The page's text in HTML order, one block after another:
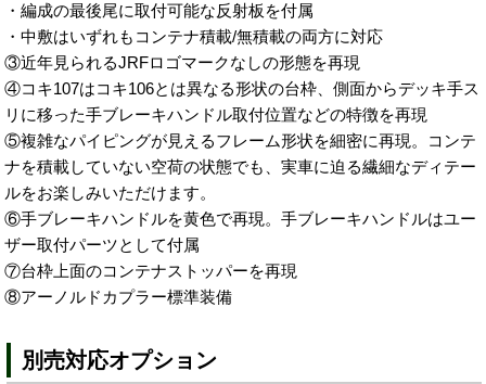
・編成の最後尾に取付可能な反射板を付属
・中敷はいずれもコンテナ積載/無積載の両方に対応
③近年見られるJRFロゴマークなしの形態を再現
④コキ107はコキ106とは異なる形状の台枠、側面からデッキ手ス
リに移った手ブレーキハンドル取付位置などの特徴を再現
⑤複雑なパイピングが見えるフレーム形状を細密に再現。コンテ
ナを積載していない空荷の状態でも、実車に迫る繊細なディテー
ルをお楽しみいただけます。
⑥手ブレーキハンドルを黄色で再現。手ブレーキハンドルはユー
ザー取付パーツとして付属
⑦台枠上面のコンテナストッパーを再現
⑧アーノルドカプラー標準装備
別売対応オプション